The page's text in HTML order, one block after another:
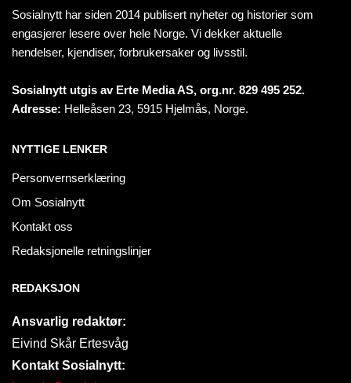
Sosialnytt har siden 2014 publisert nyheter og historier som
engasjerer lesere over hele Norge. Vi dekker aktuelle
hendelser, kjendiser, forbrukersaker og livsstil.
Sosialnytt utgis av Erte Media AS, org.nr. 829 495 252.
Adresse: Helleåsen 23, 5915 Hjelmås, Norge.
NYTTIGE LENKER
Personvernserklæring
Om Sosialnytt
Kontakt oss
Redaksjonelle retningslinjer
REDAKSJON
Ansvarlig redaktør:
Eivind Skår Ertesvåg
Kontakt Sosialnytt: